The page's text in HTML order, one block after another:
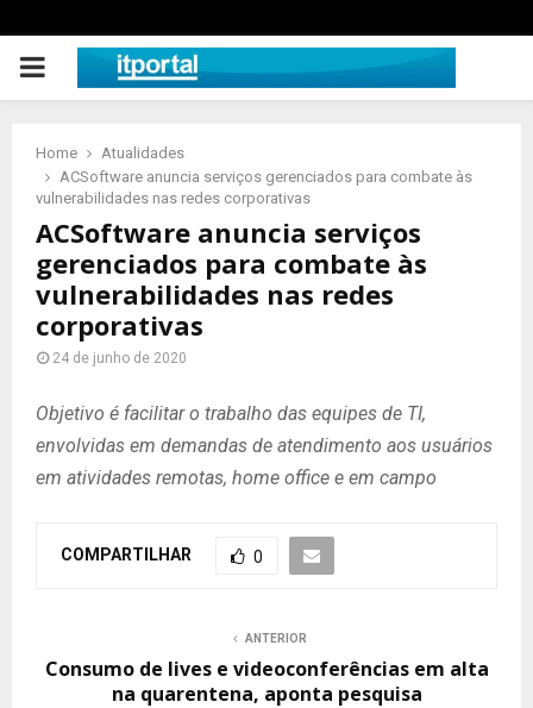
PRIMARY
Home
Atualidades
ACSoftware anuncia serviços gerenciados para combate às
vulnerabilidades nas redes corporativas
ACSoftware anuncia serviços
gerenciados para combate às
vulnerabilidades nas redes
corporativas
24 de junho de 2020
Objetivo é facilitar o trabalho das equipes de TI,
envolvidas em demandas de atendimento aos usuários
em atividades remotas, home office e em campo
COMPARTILHAR 0
ANTERIOR
Consumo de lives e videoconferências em alta
na quarentena, aponta pesquisa